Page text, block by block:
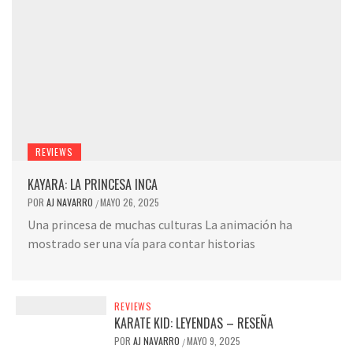
REVIEWS
KAYARA: LA PRINCESA INCA
POR AJ NAVARRO /MAYO 26, 2025
Una princesa de muchas culturas La animación ha
mostrado ser una vía para contar historias
REVIEWS
KARATE KID: LEYENDAS – RESEÑA
POR AJ NAVARRO /MAYO 9, 2025